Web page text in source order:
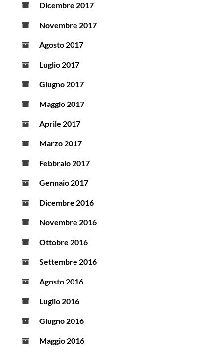
Dicembre 2017
Novembre 2017
Agosto 2017
Luglio 2017
Giugno 2017
Maggio 2017
Aprile 2017
Marzo 2017
Febbraio 2017
Gennaio 2017
Dicembre 2016
Novembre 2016
Ottobre 2016
Settembre 2016
Agosto 2016
Luglio 2016
Giugno 2016
Maggio 2016